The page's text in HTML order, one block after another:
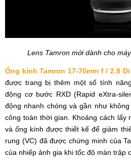
Lens Tamron mới dành cho
Ống kính Tamron 17-70mm f / 2.8
được trang bị thêm một số tính
động cơ bước RXD (Rapid eXtra-
động nhanh chóng và gần như
công toàn thời gian. Khoảng cách lấy
và ống kính được thiết kế để giảm
rung (VC) đã được chứng minh của
của nhiếp ảnh gia khi tốc độ màn trập